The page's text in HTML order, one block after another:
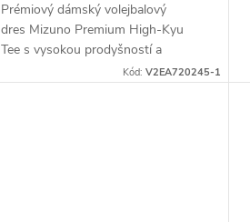
Prémiový dámský volejbalový
dres Mizuno Premium High-Kyu
Tee s vysokou prodyšností a
unikátním střihem krásně sedí na
Kód: V2EA720245-1